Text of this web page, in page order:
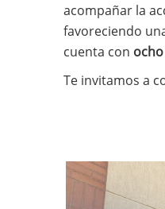
acompañar la
favoreciendo
cuenta con
Te invitamos a